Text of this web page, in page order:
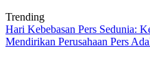
Trending
Hari Kebebasan Pers Sedunia:
Mendirikan Perusahaan Pers